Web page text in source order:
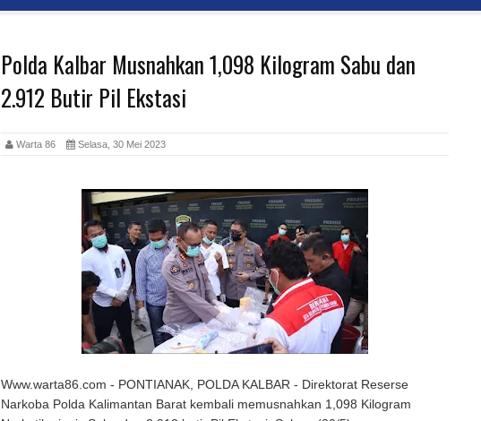
Polda Kalbar Musnahkan 1,098 Kilogram Sabu dan
2.912 Butir Pil Ekstasi
Warta 86 Selasa, 30 Mei 2023
Www.warta86.com - PONTIANAK, POLDA KALBAR - Direktorat Reserse
Narkoba Polda Kalimantan Barat kembali memusnahkan 1,098 Kilogram